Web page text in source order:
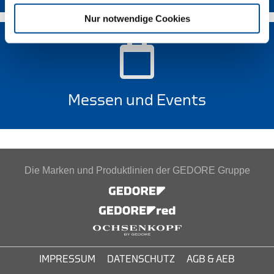
Nur notwendige Cookies
Messen und Events
Die Marken und Produktlinien der GEDORE Gruppe
IMPRESSUM DATENSCHUTZ AGB & AEB